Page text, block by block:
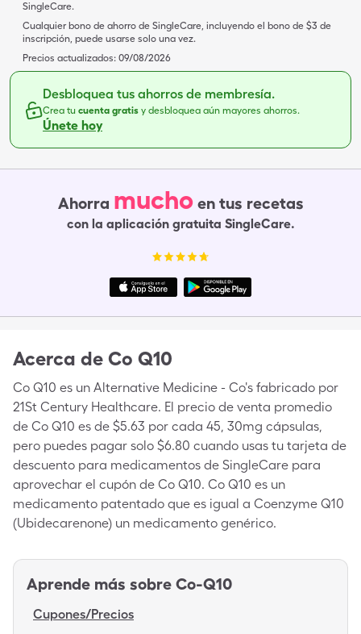
SingleCare.
Cualquier bono de ahorro de SingleCare, incluyendo el bono de $3 de
inscripción, puede usarse solo una vez.
Precios actualizados: 09/08/2026
Desbloquea tus ahorros de membresía.
Crea tu cuenta gratis y desbloquea aún mayores ahorros.
Únete hoy
Ahorra mucho en tus recetas
con la aplicación gratuita SingleCare.
Acerca de Co Q10
Co Q10 es un Alternative Medicine - Co's fabricado por
21St Century Healthcare. El precio de venta promedio
de Co Q10 es de $5.63 por cada 45, 30mg cápsulas,
pero puedes pagar solo $6.80 cuando usas tu tarjeta de
descuento para medicamentos de SingleCare para
aprovechar el cupón de Co Q10. Co Q10 es un
medicamento patentado que es igual a Coenzyme Q10
(Ubidecarenone) un medicamento genérico.
Aprende más sobre Co-Q10
Cupones/Precios